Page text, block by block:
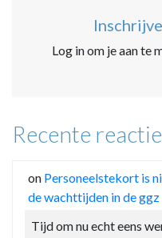
Log in om je aan te
Recente
on Personeelstekort is
de wachttijden in de ggz
Tijd om nu echt eens